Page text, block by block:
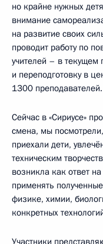
но крайне нужных
внимание
на развитие своих
проводит работу по
учителей – в текущем
и переподготовку в
1300 преподавателей.
Сейчас в «Сириусе»
смена, мы
приехали дети,
техническим
возникла как ответ
применять
физике, химии,
конкретных
Участники